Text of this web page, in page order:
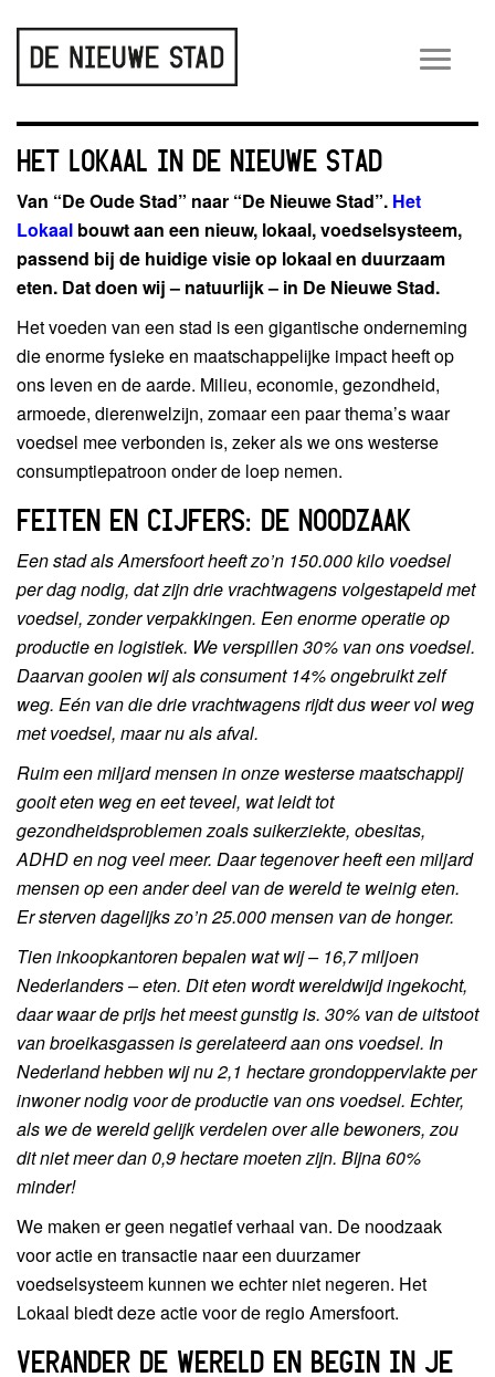
HET LOKAAL IN DE NIEUWE STAD
Van “De Oude Stad” naar “De Nieuwe Stad”. Het
Lokaal bouwt aan een nieuw, lokaal, voedselsysteem,
passend bij de huidige visie op lokaal en duurzaam
eten. Dat doen wij – natuurlijk – in De Nieuwe Stad.
Het voeden van een stad is een gigantische onderneming
die enorme fysieke en maatschappelijke impact heeft op
ons leven en de aarde. Milieu, economie, gezondheid,
armoede, dierenwelzijn, zomaar een paar thema’s waar
voedsel mee verbonden is, zeker als we ons westerse
consumptiepatroon onder de loep nemen.
FEITEN EN CIJFERS: DE NOODZAAK
Een stad als Amersfoort heeft zo’n 150.000 kilo voedsel
per dag nodig, dat zijn drie vrachtwagens volgestapeld met
voedsel, zonder verpakkingen. Een enorme operatie op
productie en logistiek. We verspillen 30% van ons voedsel.
Daarvan gooien wij als consument 14% ongebruikt zelf
weg. Eén van die drie vrachtwagens rijdt dus weer vol weg
met voedsel, maar nu als afval.
Ruim een miljard mensen in onze westerse maatschappij
gooit eten weg en eet teveel, wat leidt tot
gezondheidsproblemen zoals suikerziekte, obesitas,
ADHD en nog veel meer. Daar tegenover heeft een miljard
mensen op een ander deel van de wereld te weinig eten.
Er sterven dagelijks zo’n 25.000 mensen van de honger.
Tien inkoopkantoren bepalen wat wij – 16,7 miljoen
Nederlanders – eten. Dit eten wordt wereldwijd ingekocht,
daar waar de prijs het meest gunstig is. 30% van de uitstoot
van broeikasgassen is gerelateerd aan ons voedsel. In
Nederland hebben wij nu 2,1 hectare grondoppervlakte per
inwoner nodig voor de productie van ons voedsel. Echter,
als we de wereld gelijk verdelen over alle bewoners, zou
dit niet meer dan 0,9 hectare moeten zijn. Bijna 60%
minder!
We maken er geen negatief verhaal van. De noodzaak
voor actie en transactie naar een duurzamer
voedselsysteem kunnen we echter niet negeren. Het
Lokaal biedt deze actie voor de regio Amersfoort.
VERANDER DE WERELD EN BEGIN IN JE